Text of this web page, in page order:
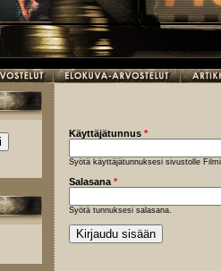
Käyttäjätunnus *
Syötä käyttäjätunnuksesi sivustolle
Salasana *
Syötä tunnuksesi salasana.